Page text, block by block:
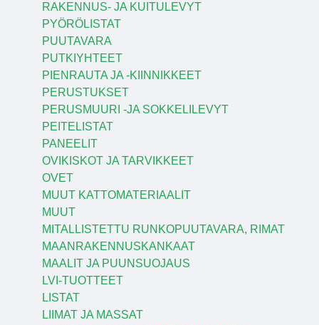
RAKENNUS- JA KUITULEVYT
PYÖRÖLISTAT
PUUTAVARA
PUTKIYHTEET
PIENRAUTA JA -KIINNIKKEET
PERUSTUKSET
PERUSMUURI -JA SOKKELILEVYT
PEITELISTAT
PANEELIT
OVIKISKOT JA TARVIKKEET
OVET
MUUT KATTOMATERIAALIT
MUUT
MITALLISTETTU RUNKOPUUTAVARA, RIMAT
MAANRAKENNUSKANKAAT
MAALIT JA PUUNSUOJAUS
LVI-TUOTTEET
LISTAT
LIIMAT JA MASSAT